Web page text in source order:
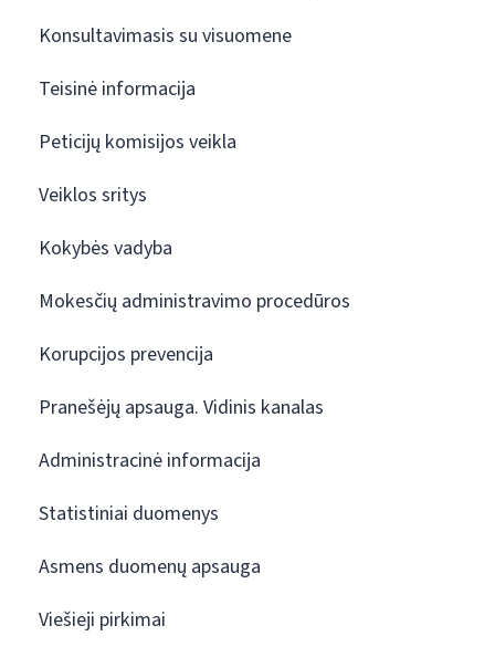
Konsultavimasis su visuomene
Teisinė informacija
Peticijų komisijos veikla
Veiklos sritys
Kokybės vadyba
Mokesčių administravimo procedūros
Korupcijos prevencija
Pranešėjų apsauga. Vidinis kanalas
Administracinė informacija
Statistiniai duomenys
Asmens duomenų apsauga
Viešieji pirkimai